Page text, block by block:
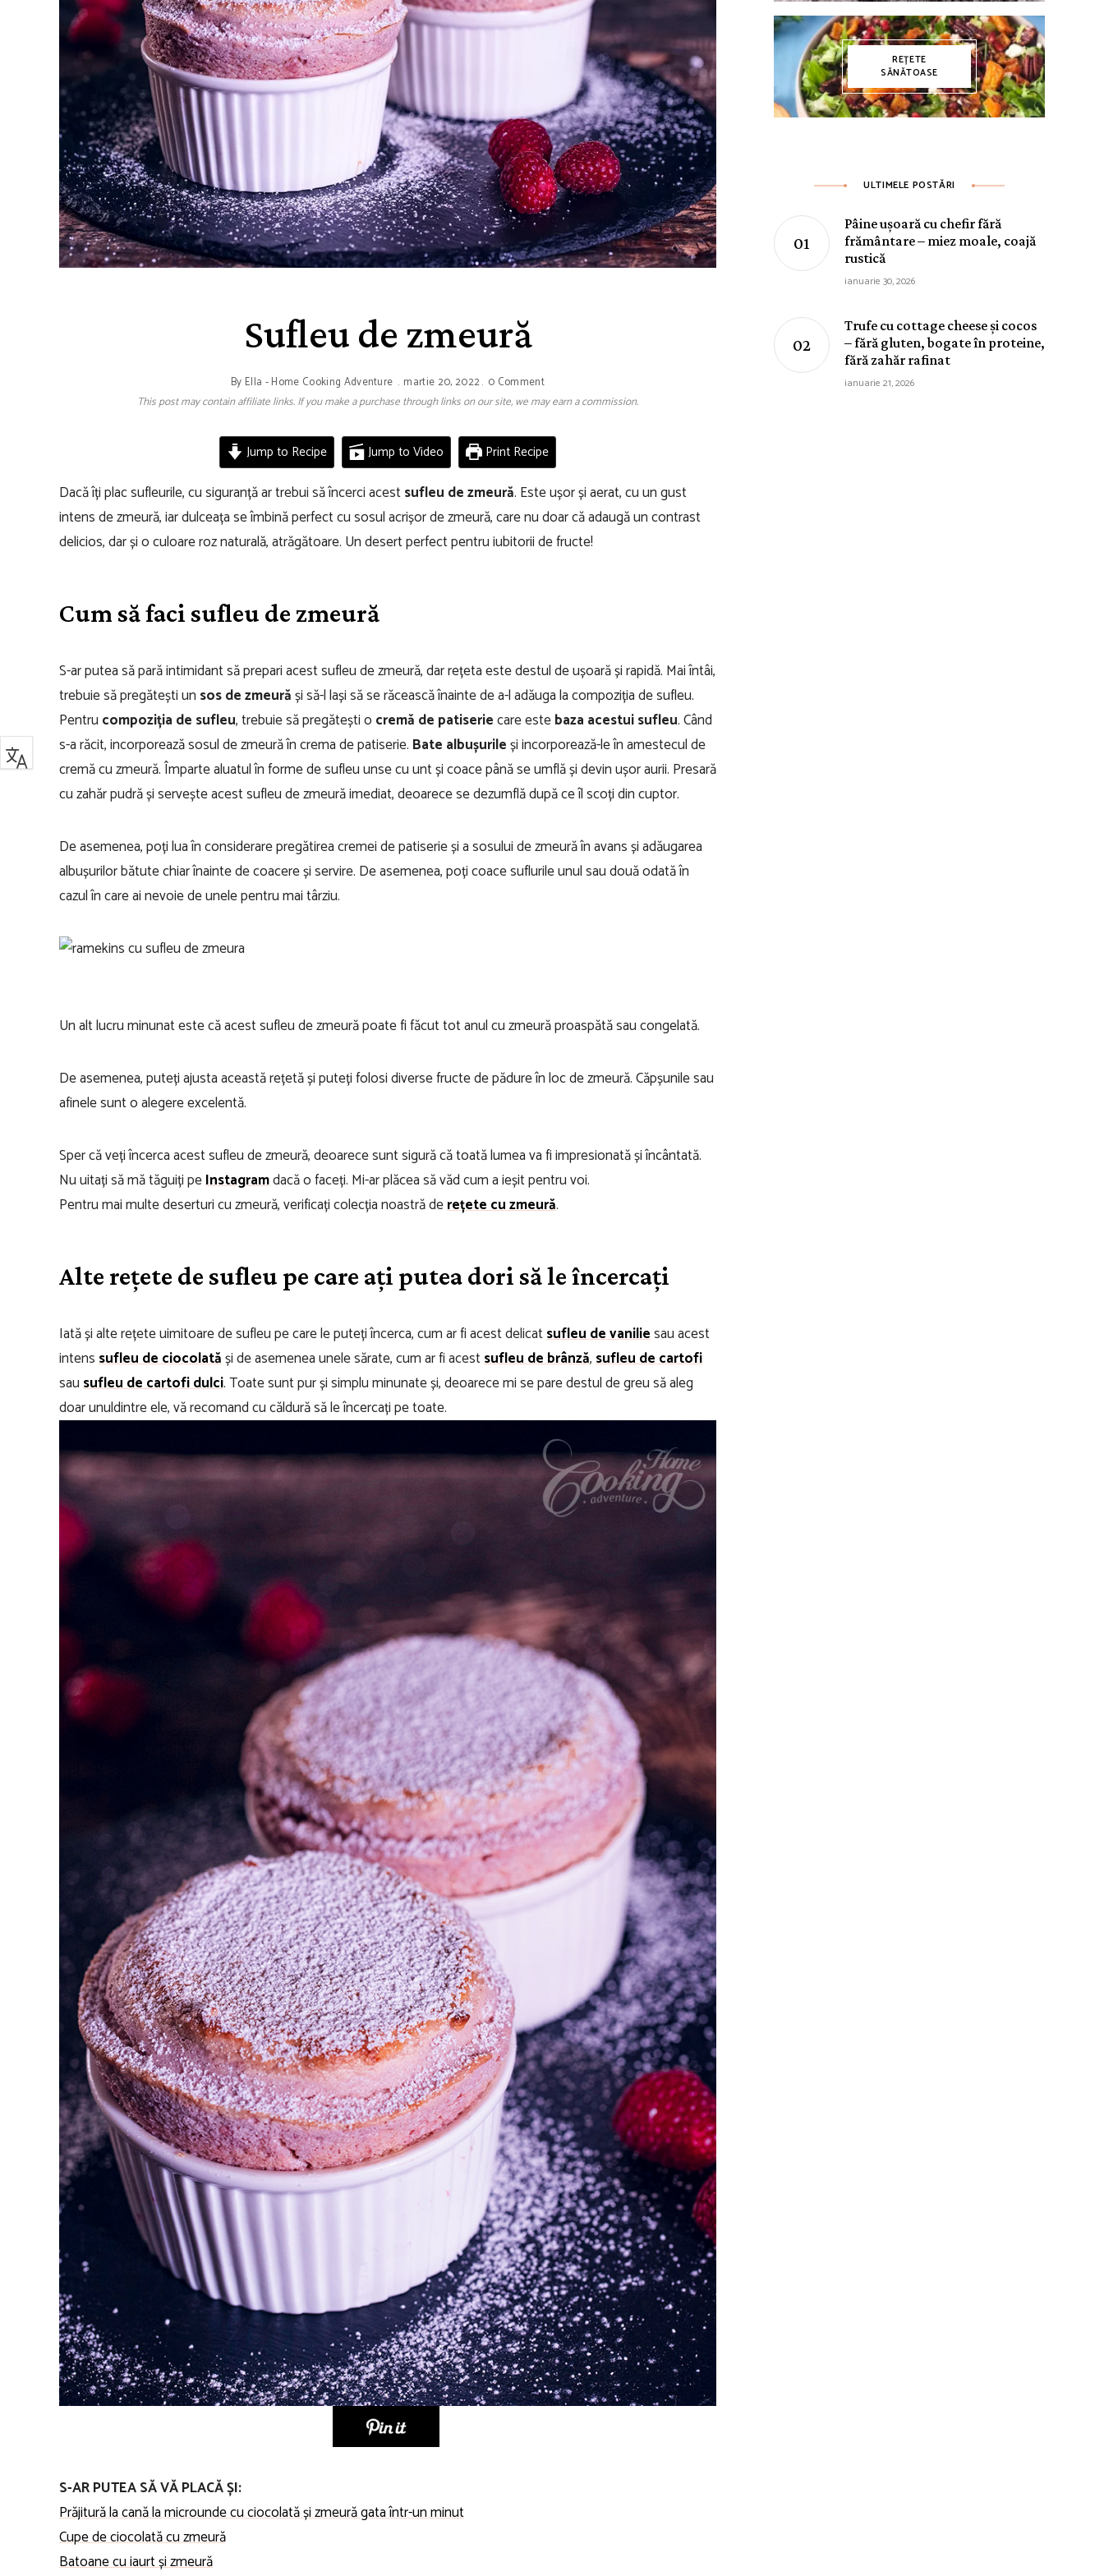
Sufleu de zmeură
By Ella - Home Cooking Adventure martie 20, 2022 0 Comment
This post may contain affiliate links. If you make a purchase through links on our site, we may earn a commission.
Jump to Recipe Jump to Video Print Recipe
Dacă îți plac sufleurile, cu siguranță ar trebui să încerci acestsufleu de zmeură. Este ușor și aerat, cu un gust
intens de zmeură, iar dulceața se îmbină perfect cu sosul acrișor de zmeură, care nu doar că adaugă un contrast
delicios, dar și o culoare roz naturală, atrăgătoare. Un desert perfect pentru iubitorii de fructe!
Cum să faci sufleu de zmeură
S-ar putea să pară intimidant să prepari acest sufleu de zmeură, dar rețeta este destul de ușoară și rapidă. Mai întâi,
trebuie să pregătești un sos de zmeurăși să-l lași să se răcească înainte de a-l adăuga la compoziția de sufleu.
Pentru compoziția de sufleu, trebuie să pregătești o cremă de patiseriecare estebaza acestui sufleu. Când
s-a răcit, incorporează sosul de zmeură în crema de patiserie. Bate albușurileși incorporează-le în amestecul de
cremă cu zmeură. Împarte aluatul în forme de sufleu unse cu unt și coace până se umflă și devin ușor aurii. Presară
cu zahăr pudră și servește acest sufleu de zmeură imediat, deoarece se dezumflă după ce îl scoți din cuptor.
De asemenea, poți lua în considerare pregătirea cremei de patiserie și a sosului de zmeură în avans și adăugarea
albușurilor bătute chiar înainte de coacere și servire. De asemenea, poți coace suflurile unul sau două odată în
cazul în care ai nevoie de unele pentru mai târziu.
Un alt lucru minunat este că acest sufleu de zmeură poate fi făcut tot anul cu zmeură proaspătă sau congelată.
De asemenea, puteți ajusta această rețetă și puteți folosi diverse fructe de pădure în loc de zmeură. Căpșunile sau
afinele sunt o alegere excelentă.
Sper că veți încerca acest sufleu de zmeură, deoarece sunt sigură că toată lumea va fi impresionată și încântată.
Nu uitați să mă tăguiți peInstagramdacă o faceți. Mi-ar plăcea să văd cum a ieșit pentru voi.
Pentru mai multe deserturi cu zmeură, verificați colecția noastră derețete cu zmeură.
Alte rețete de sufleu pe care ați putea dori să le încercați
Iată și alte rețete uimitoare de sufleu pe care le puteți încerca, cum ar fi acest delicatsufleu de vaniliesau acest
intenssufleu de ciocolatăși de asemenea unele sărate, cum ar fi acestsufleu de brânză,sufleu de cartofi
sausufleu de cartofi dulci. Toate sunt pur și simplu minunate și, deoarece mi se pare destul de greu să aleg
doar unuldintre ele, vă recomand cu căldură să le încercați pe toate.
S-AR PUTEA SĂ VĂ PLACĂ ȘI:
Prăjitură la cană la microunde cu ciocolată și zmeură gata într-un minut
Cupe de ciocolată cu zmeură
Batoane cu iaurt și zmeură
REȚETE
SĂNĂTOASE
ULTIMELE POSTĂRI
Pâine ușoară cu chefir fără
frământare – miez moale, coajă
rustică
ianuarie 30, 2026
Trufe cu cottage cheese și cocos
– fără gluten, bogate în proteine,
fără zahăr rafinat
ianuarie 21, 2026